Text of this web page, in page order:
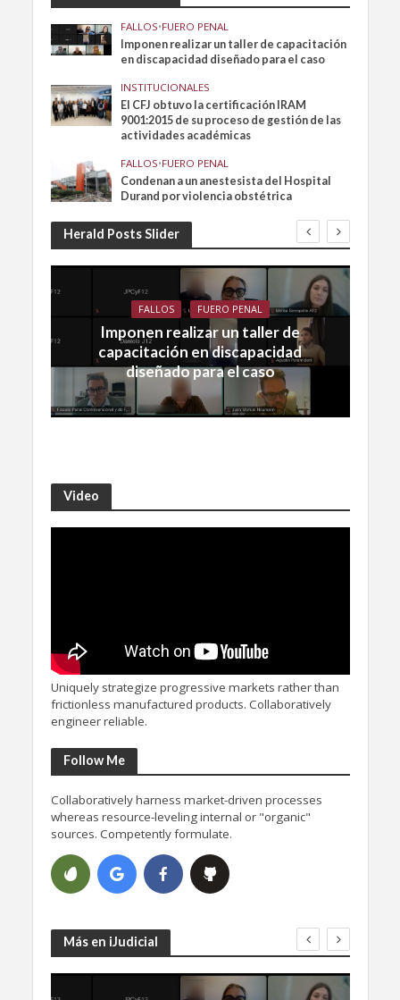
FALLOS•FUERO PENAL
Imponen realizar un taller de capacitación
en discapacidad diseñado para el caso
INSTITUCIONALES
El CFJ obtuvo la certificación IRAM
9001:2015 de su proceso de gestión de las
actividades académicas
FALLOS•FUERO PENAL
Condenan a un anestesista del Hospital
Durand por violencia obstétrica
Herald Posts Slider
FALLOS FUERO PENAL
Imponen realizar un taller de
capacitación en discapacidad
diseñado para el caso
Video
Uniquely strategize progressive markets rather than
frictionless manufactured products. Collaboratively
engineer reliable.
Follow Me
Collaboratively harness market-driven processes
whereas resource-leveling internal or "organic"
sources. Competently formulate.
Más en iJudicial